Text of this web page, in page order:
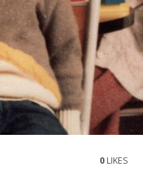
0LIKES